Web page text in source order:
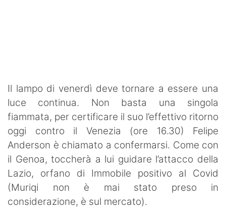
Il lampo di venerdì deve tornare a essere una
luce continua. Non basta una singola
fiammata, per certificare il suo l’effettivo ritorno
oggi contro il Venezia (ore 16.30) Felipe
Anderson è chiamato a confermarsi. Come con
il Genoa, toccherà a lui guidare l’attacco della
Lazio, orfano di Immobile positivo al Covid
(Muriqi non è mai stato preso in
considerazione, è sul mercato).